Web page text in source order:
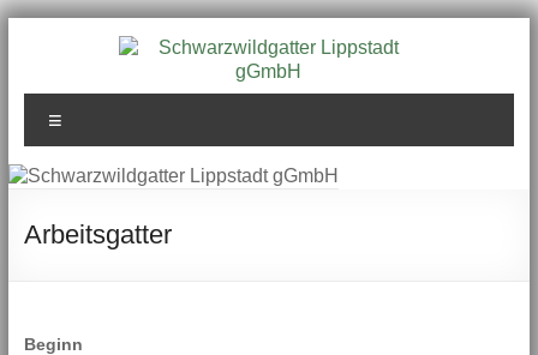
Schwarzwildgatter
Lippstadt gGmbH
Arbeitsgatter
Beginn